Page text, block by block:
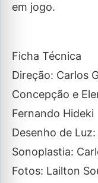
em jogo.
Ficha Técnica
Direção: Carlos
Concepção e
Fernando Hideki
Desenho de
Sonoplastia:
Fotos: Lailton